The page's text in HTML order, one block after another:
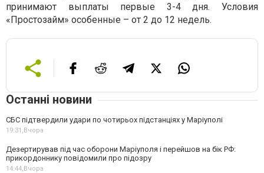
принимают выплаты первые 3-4 дня. Условия
«Простозайм» особенные – от 2 до 12 недель.
Останні новини
СБС підтвердили удари по чотирьох підстанціях у Маріуполі
19:31,Вчора
Дезертирував під час оборони Маріуполя і перейшов на бік РФ:
прикордоннику повідомили про підозру
14:44,Вчора